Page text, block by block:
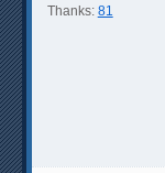
Thanks: 81